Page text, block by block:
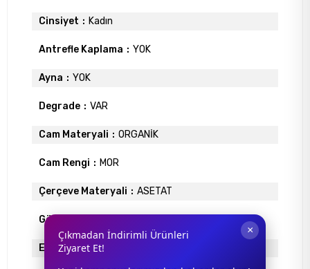
Cinsiyet Kadın
Antrefle Kaplama YOK
Ayna YOK
Degrade VAR
Cam Materyali ORGANİK
Cam Rengi MOR
Çerçeve Materyali ASETAT
Gövde Rengi
Ekartman 58
×
Çıkmadan İndirimli Ürünleri
Ziyaret Et!